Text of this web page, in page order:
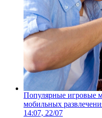
Популярные игровые
мобильных
14:07, 22/07